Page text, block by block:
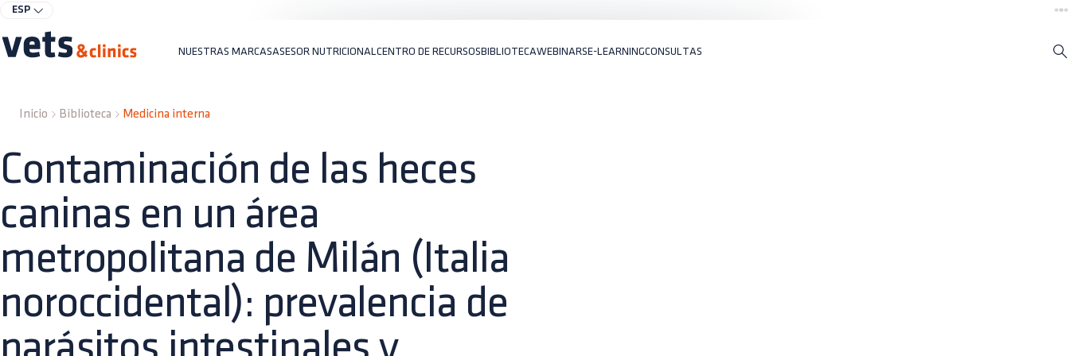
ESP
NUESTRAS MARCASASESOR NUTRICIONAL CENTRO DE RECURSOSBIBLIOTECAWEBINARSE-LEARNINGCONSULTAS
Inicio Biblioteca Medicina interna
Contaminación de las heces
caninas en un área
metropolitana de Milán (Italia
noroccidental): prevalencia de